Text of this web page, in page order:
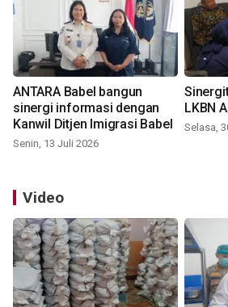
ANTARA Babel bangun
sinergi informasi dengan
Kanwil Ditjen Imigrasi Babel
Senin, 13 Juli 2026
LKBN
Selasa,
Video